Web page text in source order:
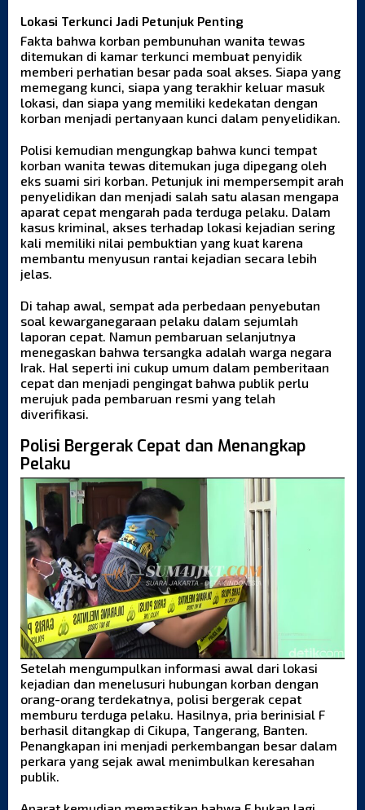
Lokasi Terkunci Jadi Petunjuk Penting
Fakta bahwa korban pembunuhan wanita tewas
ditemukan di kamar terkunci membuat penyidik
memberi perhatian besar pada soal akses. Siapa yang
memegang kunci, siapa yang terakhir keluar masuk
lokasi, dan siapa yang memiliki kedekatan dengan
korban menjadi pertanyaan kunci dalam penyelidikan.
Polisi kemudian mengungkap bahwa kunci tempat
korban wanita tewas ditemukan juga dipegang oleh
eks suami siri korban. Petunjuk ini mempersempit arah
penyelidikan dan menjadi salah satu alasan mengapa
aparat cepat mengarah pada terduga pelaku. Dalam
kasus kriminal, akses terhadap lokasi kejadian sering
kali memiliki nilai pembuktian yang kuat karena
membantu menyusun rantai kejadian secara lebih
jelas.
Di tahap awal, sempat ada perbedaan penyebutan
soal kewarganegaraan pelaku dalam sejumlah
laporan cepat. Namun pembaruan selanjutnya
menegaskan bahwa tersangka adalah warga negara
Irak. Hal seperti ini cukup umum dalam pemberitaan
cepat dan menjadi pengingat bahwa publik perlu
merujuk pada pembaruan resmi yang telah
diverifikasi.
Polisi Bergerak Cepat dan Menangkap
Pelaku
Setelah mengumpulkan informasi awal dari lokasi
kejadian dan menelusuri hubungan korban dengan
orang-orang terdekatnya, polisi bergerak cepat
memburu terduga pelaku. Hasilnya, pria berinisial F
berhasil ditangkap di Cikupa, Tangerang, Banten.
Penangkapan ini menjadi perkembangan besar dalam
perkara yang sejak awal menimbulkan keresahan
publik.